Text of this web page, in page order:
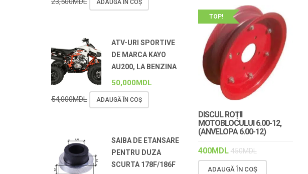
TOP!
DISCUL ROȚII
MOTOBLOCULUI 6.00-12,
(ANVELOPA 6.00-12)
400MDL 450MDL
ADAUGĂ ÎN COȘ
ADAUGĂ ÎN COȘ
ATV-URI SPORTIVE
DE MARCA KAYO
AU200, LA BENZINA
50,000MDL
54,000MDL ADAUGĂ ÎN COȘ
SAIBA DE ETANSARE
PENTRU DUZA
SCURTA 178F/186F